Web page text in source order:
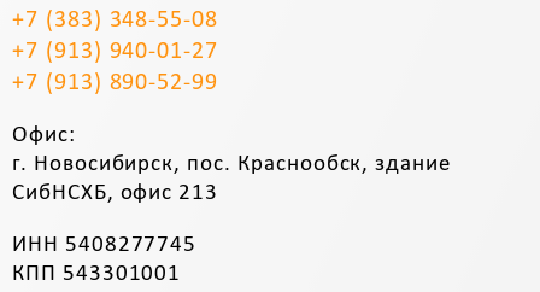
+7 (383) 348-55-08
+7 (913) 940-01-27
+7 (913) 890-52-99
Офис:
г. Новосибирск, пос. Краснообск, здание
СибНСХБ, офис 213
ИНН 5408277745
КПП 543301001